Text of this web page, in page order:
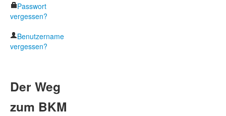
Passwort
vergessen?
Benutzername
vergessen?
Der Weg
zum BKM